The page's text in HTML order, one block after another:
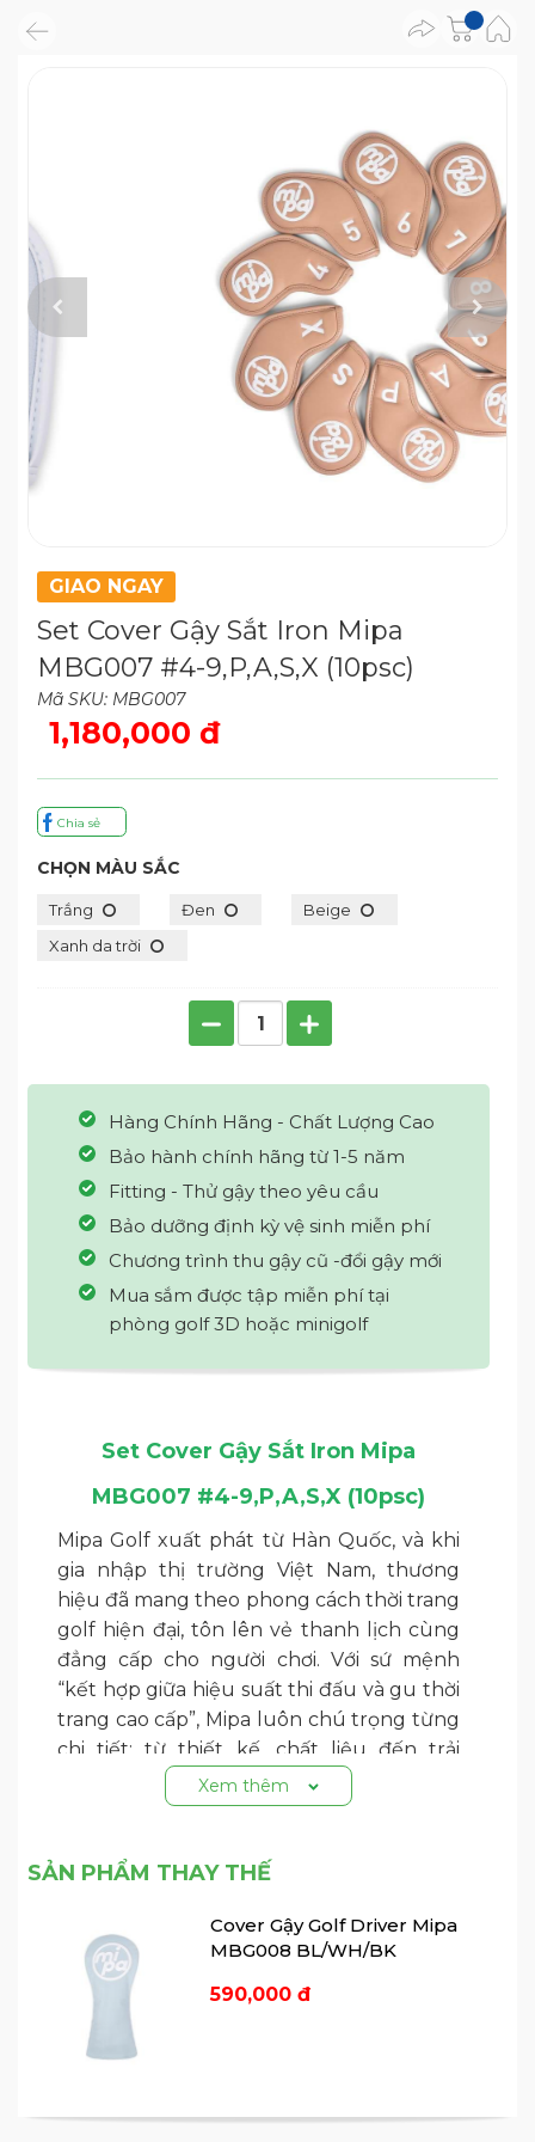
GIAO NGAY
Set Cover Gậy Sắt Iron Mipa
MBG007 #4-9,P,A,S,X (10psc)
Mã SKU: MBG007
1,180,000 đ
Chia sẻ
CHỌN MÀU SẮC
Trắng Đen
Beige
Xanh da trời
Hàng Chính Hãng - Chất Lượng Cao
Bảo hành chính hãng từ 1-5 năm
Fitting - Thử gậy theo yêu cầu
Bảo dưỡng định kỳ vệ sinh miễn phí
Chương trình thu gậy cũ -đổi gậy mới
Mua sắm được tập miễn phí tại
phòng golf 3D hoặc minigolf
Set Cover Gậy Sắt Iron Mipa
MBG007 #4-9,P,A,S,X (10psc)
Mipa Golf xuất phát từ Hàn Quốc, và khi
gia nhập thị trường Việt Nam, thương
hiệu đã mang theo phong cách thời trang
golf hiện đại, tôn lên vẻ thanh lịch cùng
đẳng cấp cho người chơi. Với sứ mệnh
“kết hợp giữa hiệu suất thi đấu và gu thời
trang cao cấp”, Mipa luôn chú trọng từng
chi tiết: từ thiết kế, chất liệu đến trải
nghiệm người dùng — nhằm mang lại sự
thoải mái, tự tin và tinh tế trên sân golf.
Không chỉ phù hợp với các golfer chuyên
chơi, hoặc bất kỳ ai muốn phong cách thời
trang khỏe khoắn, hiện đại — dùng được
cả khi ra sân golf lẫn các dịp thường nhật.
Một số ưu điểm nổi bật:
- Dùng cho gậy sắt 4,5,6,7,8,9,A,P,S,X
- Chất liệu:
Xem thêm
SẢN PHẨM THAY THẾ
Cover Gậy Golf Driver Mipa
MBG008 BL/WH/BK
590,000 đ